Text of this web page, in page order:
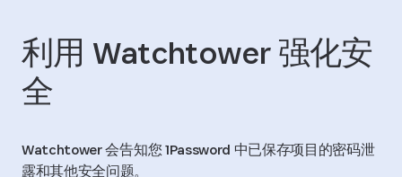
利用 Watchtower 强化安
全
Watchtower 会告知您 1Password 中已保存项目的密码泄
露和其他安全问题。